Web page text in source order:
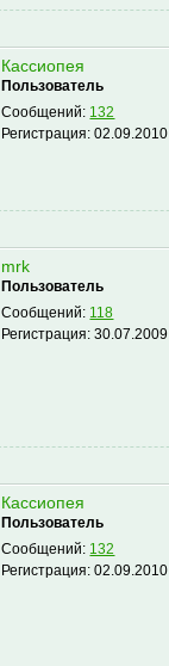
Кассиопея
Пользователь
Сообщений: 132
Регистрация:02.09.2010
mrk
Пользователь
Сообщений: 118
Регистрация:30.07.2009
Кассиопея
Пользователь
Сообщений: 132
Регистрация:02.09.2010